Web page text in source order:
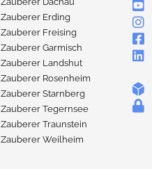
Zauberer Erding
Zauberer Freising
Zauberer Garmisch
Zauberer Landshut
Zauberer Rosenheim
Zauberer Starnberg
Zauberer Tegernsee
Zauberer Traunstein
Zauberer Weilheim